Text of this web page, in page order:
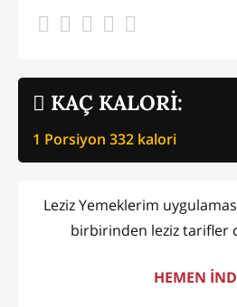
KAÇ KALORİ:
1 Porsiyon 332 kalori
Leziz Yemeklerim
birbirinden leziz tarifler
HEMEN